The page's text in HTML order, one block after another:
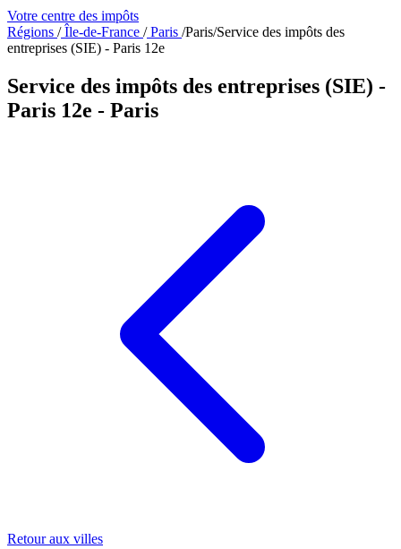
Votre centre des impôts
Régions /Île-de-France /Paris /Paris/Service des impôts des
entreprises (SIE) - Paris 12e
Service des impôts des entreprises (SIE) -
Paris 12e - Paris
Retour aux villes